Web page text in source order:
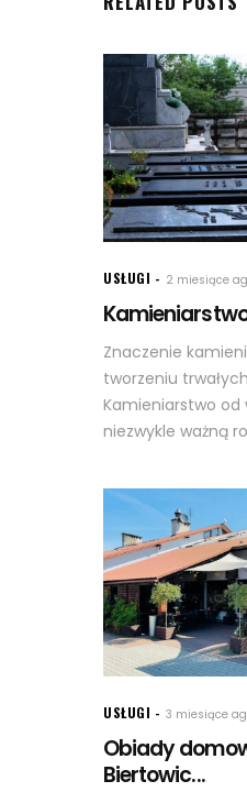
USŁUGI 2 miesiące
Znaczenie
tworzeniu
Kamieniarstwo od
niezwykle ważną
USŁUGI 3 miesiące
Obiady
Biertowic...